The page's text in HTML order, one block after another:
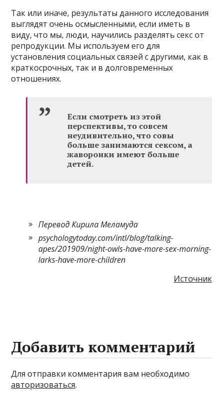
Так или иначе, результаты данного исследования
выглядят очень осмысленными, если иметь в
виду, что мы, люди, научились разделять секс от
репродукции. Мы используем его для
установления социальных связей с другими, как в
краткосрочных, так и в долговременных
отношениях.
Если смотреть из этой
перспективы, то совсем
неудивительно, что совы
больше занимаются сексом, а
жаворонки имеют больше
детей.
Перевод Кирила Меламуда
psychologytoday.com/intl/blog/talking-
apes/201909/night-owls-have-more-sex-morning-
larks-have-more-children
Источник
Добавить комментарий
Для отправки комментария вам необходимо
авторизоваться.